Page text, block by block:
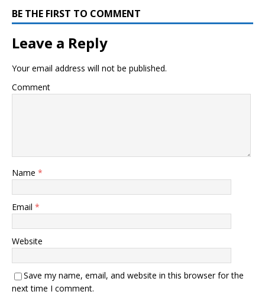
BE THE FIRST TO COMMENT
Leave a Reply
Your email address will not be published.
Comment
Name *
Email *
Website
Save my name, email, and website in this browser for the
next time I comment.